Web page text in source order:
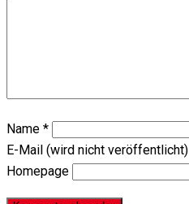
Name *
E-Mail (wird nicht veröffentlicht)
Homepage